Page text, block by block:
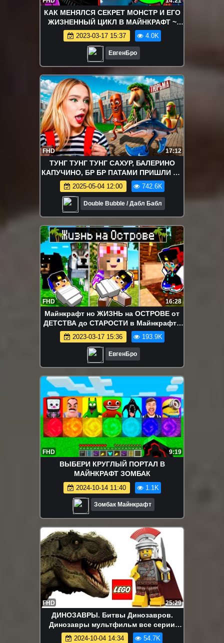
КАК МЕНЯЛСЯ СЕКРЕТ МОНСТР И ЕГО
ЖИЗНЕННЫЙ ЦИКЛ В МАЙНКРАФТ ~
ЭВОЛЮЦИЯ МОНСТРА В MINECRAFT
MONSTER
2023-03-17 15:37 4.0K
ЕвгенБро
FHD 17:12
ТУНГ ТУНГ ТУНГ САХУР, БАЛЕРИНО
КАПУЧИНО, БР БР ПАТАМИ ПРИШЛИ ЗА
МНОЙ !
2025-05-04 12:00 742.6K
Double Bubble / Дабл Бабл
FHD 16:28
Майнкрафт но ЖИЗНЬ на ОСТРОВЕ от
ДЕТСТВА до СТАРОСТИ в Майнкрафте
Тролинг Ловушка Minecraft Евгенбро
2023-03-17 15:36 193.9K
ЕвгенБро
FHD 9:19
ВЫБЕРИ КРУГЛЫЙ ПОРТАЛ В
МАЙНКРАФТ ЗОМБАК
2024-10-14 11:40 1.1K
Зомбак Майнкрафт
FHD 25:29
ДИНОЗАВРЫ. Битвы Динозавров.
Динозавры мультфильм все серии
подряд (4-6 серии) Игрушки ТВ
2024-10-04 14:34 54.7K